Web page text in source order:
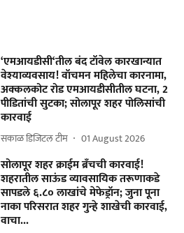
‘एमआयडीसी‘तील बंद टॉवेल कारखान्यात
वेश्याव्यवसाय! वॉचमन महिलेचा कारनामा,
अक्कलकोट रोड एमआयडीसीतील घटना, 2
पीडितांची सुटका; सोलापूर शहर पोलिसांची
कारवाई
सकाळ डिजिटल टीम 01 August 2026
सोलापूर शहर क्राईम ब्रॅंचची कारवाई!
शहरातील साऊंड व्यावसायिक तरूणाकडे
सापडले ६.८० लाखांचे मेफेड्रॉन; जुना पूना
नाका परिसरात शहर गुन्हे शाखेची कारवाई,
वाचा...